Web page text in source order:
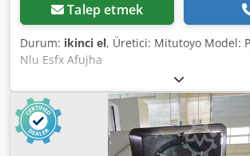
Talep etmek
Durum: ikinci el, Üretici: Mitutoyo Model:
Nlu Esfx Afujha